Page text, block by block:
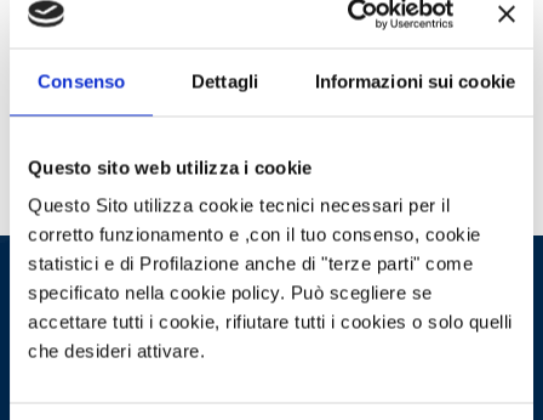
Consenso Dettagli Informazioni sui cookie
Questo sito web utilizza i cookie
Questo Sito utilizza cookie tecnici necessari per il
corretto funzionamento e ,con il tuo consenso, cookie
statistici e di Profilazione anche di "terze parti" come
specificato nella cookie policy. Può scegliere se
accettare tutti i cookie, rifiutare tutti i cookies o solo quelli
che desideri attivare.
Crediti ECM: 9.5 – Costo corso: 100 €
PER CONOSCERE IL
PROGRAMMA CLICCA QUI